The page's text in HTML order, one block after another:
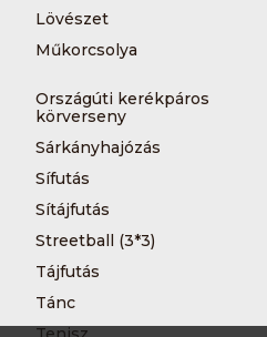
Lövészet
Műkorcsolya
Országúti kerékpáros
körverseny
Sárkányhajózás
Sífutás
Sítájfutás
Streetball (3*3)
Tájfutás
Tánc